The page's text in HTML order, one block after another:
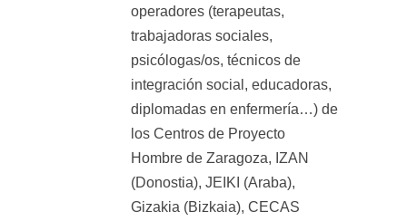
operadores (terapeutas,
trabajadoras sociales,
psicólogas/os, técnicos de
integración social, educadoras,
diplomadas en enfermería…) de
los Centros de Proyecto
Hombre de Zaragoza, IZAN
(Donostia), JEIKI (Araba),
Gizakia (Bizkaia), CECAS